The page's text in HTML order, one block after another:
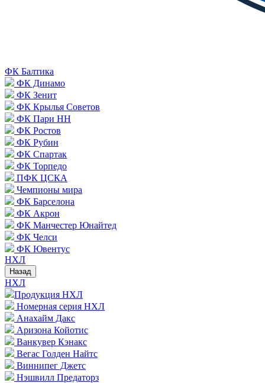
ФК Балтика
ФК Динамо
ФК Зенит
ФК Крылья Советов
ФК Пари НН
ФК Ростов
ФК Рубин
ФК Спартак
ФК Торпедо
ПФК ЦСКА
Чемпионы мира
ФК Барселона
ФК Акрон
ФК Манчестер Юнайтед
ФК Челси
ФК Ювентус
НХЛ
Назад
НХЛ
Продукция НХЛ
Номерная серия НХЛ
Анахайм Дакс
Аризона Койотис
Ванкувер Кэнакс
Вегас Голден Найтс
Виннипег Джетс
Нэшвилл Предаторз